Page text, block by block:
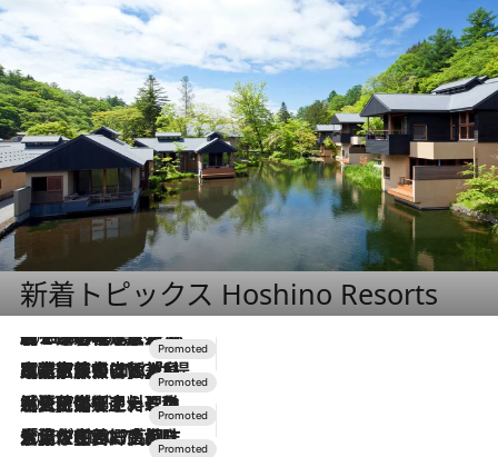
新着トピックス Hoshino Resorts
2026.8.7
【トンボの足水浴】ヒノキの香りに包まれて涼感マックス！約13℃の湧水かけ流しを避暑地「星野温泉 トンボの湯」で体験
2026.7.31
【ホテル帰省】という選択肢をOMOが提案。家族とほどよい距離を保つには「昼は実家、夜は気兼ねなくホテルで！」
2026.7.24
【夏限定ディナーコース】旬を迎える稚鮎や花ズッキーニなどをイタリア・トスカーナの郷土料理の手法で満喫！
2026.7.17
「土佐和ハーブかき氷」がOMO7高知に登場！生姜、山椒、大葉など目にも舌にも涼を呼ぶ郷土の味